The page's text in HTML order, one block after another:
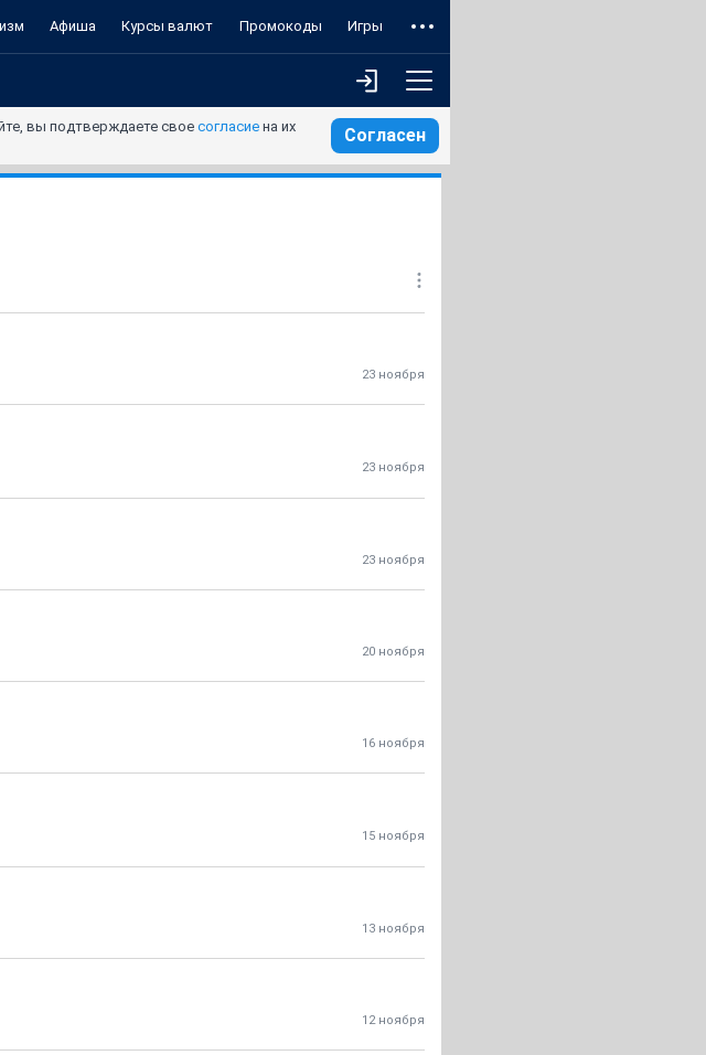
Афиша Курсы валют Промокоды Игры
вы подтверждаете свое согласие на их
Согласен
23 ноября
23 ноября
23 ноября
20 ноября
16 ноября
15 ноября
13 ноября
12 ноября